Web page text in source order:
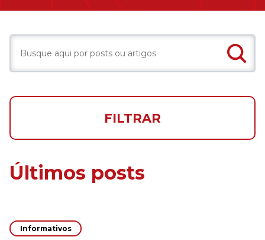
FILTRAR
Últimos posts
Informativos